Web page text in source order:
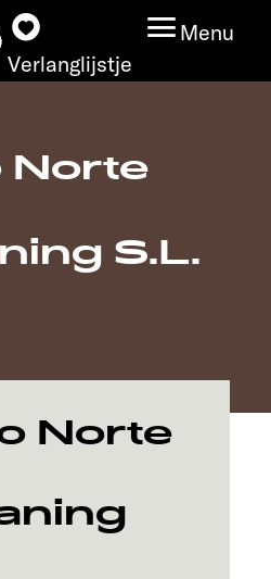
Verlanglijstje
Menu
Norte
S.L.
Norte